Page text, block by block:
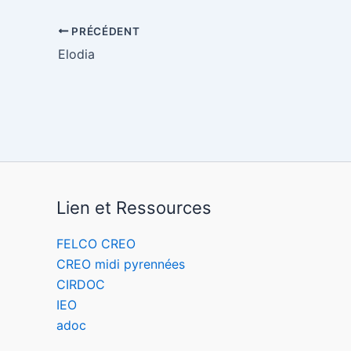
PRÉCÉDENT
Elodia
Lien et Ressources
FELCO CREO
CREO midi pyrennées
CIRDOC
IEO
adoc